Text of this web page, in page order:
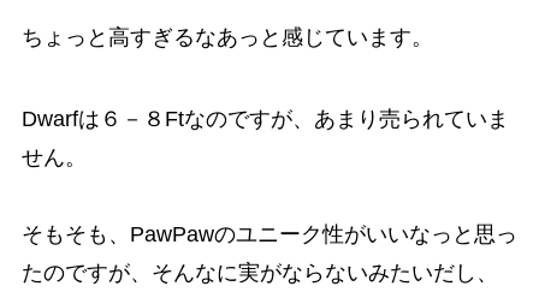
ちょっと高すぎるなあっと感じています。
Dwarfは６－８Ftなのですが、あまり売られていま
せん。
そもそも、PawPawのユニーク性がいいなっと思っ
たのですが、そんなに実がならないみたいだし、